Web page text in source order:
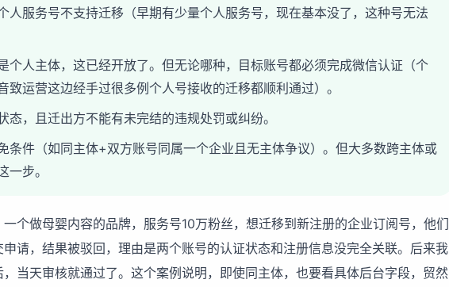
人服务号不支持迁移（早期有少量个人服务号，现在基本没了，这种号无法
个人主体，这已经开放了。但无论哪种，目标账号都必须完成微信认证（个
运营这边经手过很多例个人号接收的迁移都顺利通过）。
，且迁出方不能有未完结的违规处罚或纠纷。
条件（如同主体+双方账号同属一个企业且无主体争议）。但大多数跨主体或
步。
个做母婴内容的品牌，服务号10万粉丝，想迁移到新注册的企业订阅号，他们
请，结果被驳回，理由是两个账号的认证状态和注册信息没完全关联。后来我
当天审核就通过了。这个案例说明，即使同主体，也要看具体后台字段，贸然